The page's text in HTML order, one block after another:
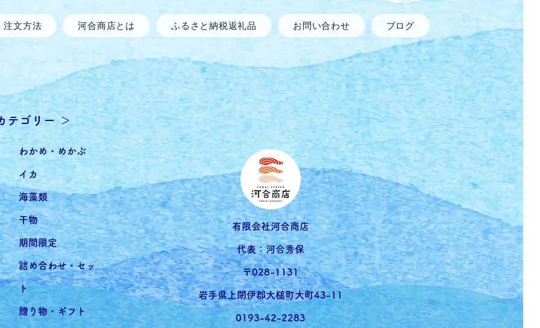
注文方法 河合商店とは ふるさと納税返礼品 お問い合わせ ブログ
わかめ・めかぶ
イカ
海藻類
干物
期間限定
詰め合わせ・セッ
ト
贈り物・ギフト
テゴリー ＞
有限会社河合商店
代表：河合秀保
〒028-1131
岩手県上閉伊郡大槌町大町43-11
0193-42-2283